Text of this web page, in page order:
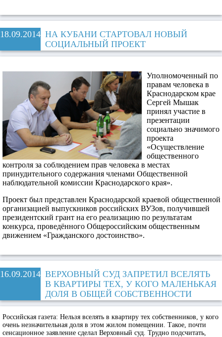
18.09.2014 НА КУБАНИ СТАРТОВАЛ НОВЫЙ
СОЦИАЛЬНЫЙ ПРОЕКТ
Уполномоченный по
правам человека в
Краснодарском крае
Сергей Мышак
принял участие в
презентации
социально значимого
проекта
«Осуществление
общественного
контроля за соблюдением прав человека в местах
принудительного содержания членами Общественной
наблюдательной комиссии Краснодарского края».
Проект был представлен Краснодарской краевой общественной
организацией выпускников российских ВУЗов, получившей
президентский грант на его реализацию по результатам
конкурса, проведённого Общероссийским общественным
движением «Гражданского достоинство».
16.09.2014 ВЕРХОВНЫЙ СУД ЗАПРЕТИЛ ВСЕЛЯТЬ
В КВАРТИРЫ ТЕХ, У КОГО МАЛЕНЬКАЯ
ДОЛЯ В ОБЩЕЙ СОБСТВЕННОСТИ
Российская газета: Нельзя вселять в квартиру тех собственников, у кого
очень незначительная доля в этом жилом помещении. Такое, почти
сенсационное заявление сделал Верховный суд. Трудно подсчитать,